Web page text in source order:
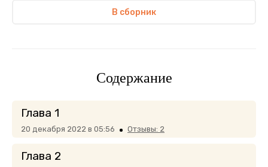
В сборник
Содержание
Глава 1
20 декабря 2022 в 05:56 Отзывы: 2
Глава 2